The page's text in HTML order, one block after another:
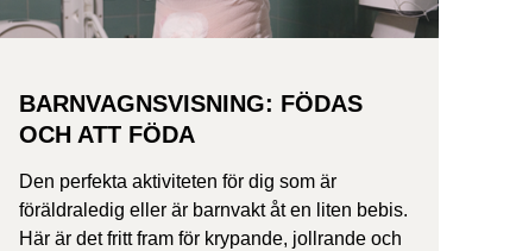
BARNVAGNSVISNING: FÖDAS
OCH ATT FÖDA
Den perfekta aktiviteten för dig som är
föräldraledig eller är barnvakt åt en liten bebis.
Här är det fritt fram för krypande, jollrande och